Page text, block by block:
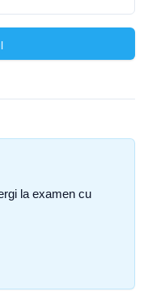
la examen cu